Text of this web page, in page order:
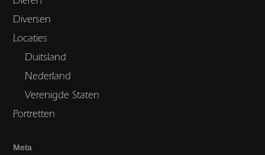
Diversen
Locaties
Duitsland
Nederland
Verenigde Staten
Portretten
Meta